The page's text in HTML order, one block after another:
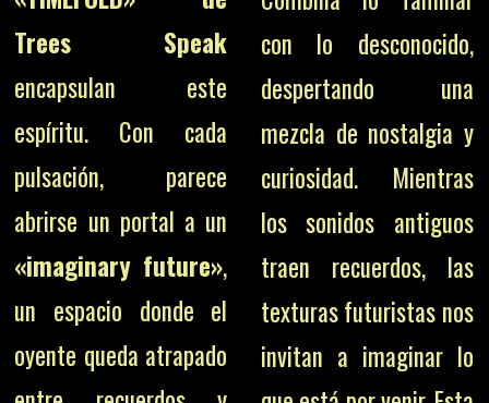
Trees Speak
encapsulan este
espíritu. Con cada
pulsación, parece
abrirse un portal a un
«imaginary future»,
un espacio donde el
oyente queda atrapado
con lo desconocido,
despertando una
mezcla de nostalgia y
curiosidad. Mientras
los sonidos antiguos
traen recuerdos, las
texturas futuristas nos
invitan a imaginar lo